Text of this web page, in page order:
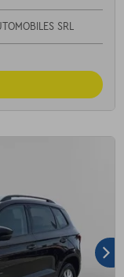
SRL